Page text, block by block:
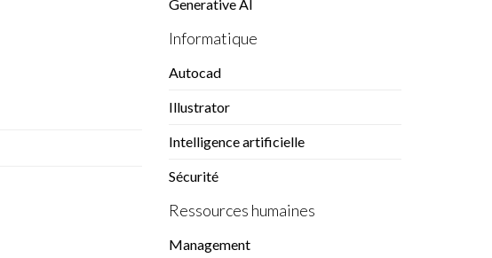
Generative AI
Informatique
Autocad
Illustrator
Intelligence artificielle
Sécurité
Ressources humaines
Management